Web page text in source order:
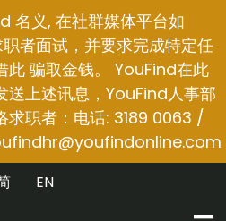
名义, 在社群媒体平台如
者面试，并要求完成特定任
此 骗取金钱。 YouFind在此
送上述讯息，YouFind人事部
求职者：电话: 3189 0063 /
EN